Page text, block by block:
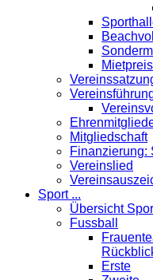
Mitgliedschaft
Finanzierung:
Vereinslied
Sport ...
Übersicht
Fussball
Erste